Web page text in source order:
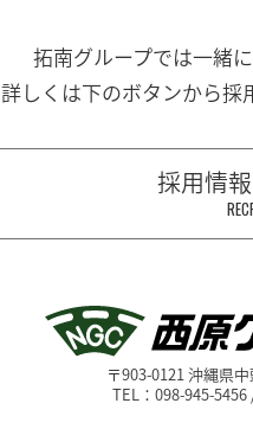
拓南グループでは一緒
詳しくは下のボタンから採
採用情
〒903-0121 沖縄県
TEL：098-945-5456